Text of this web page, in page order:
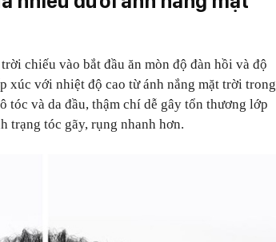
chiếu vào bắt đầu ăn mòn độ đàn hồi và độ
xúc với nhiệt độ cao từ ánh nắng mặt trời trong
tóc và da đầu, thậm chí dễ gây tổn thương lớp
trạng tóc gãy, rụng nhanh hơn.